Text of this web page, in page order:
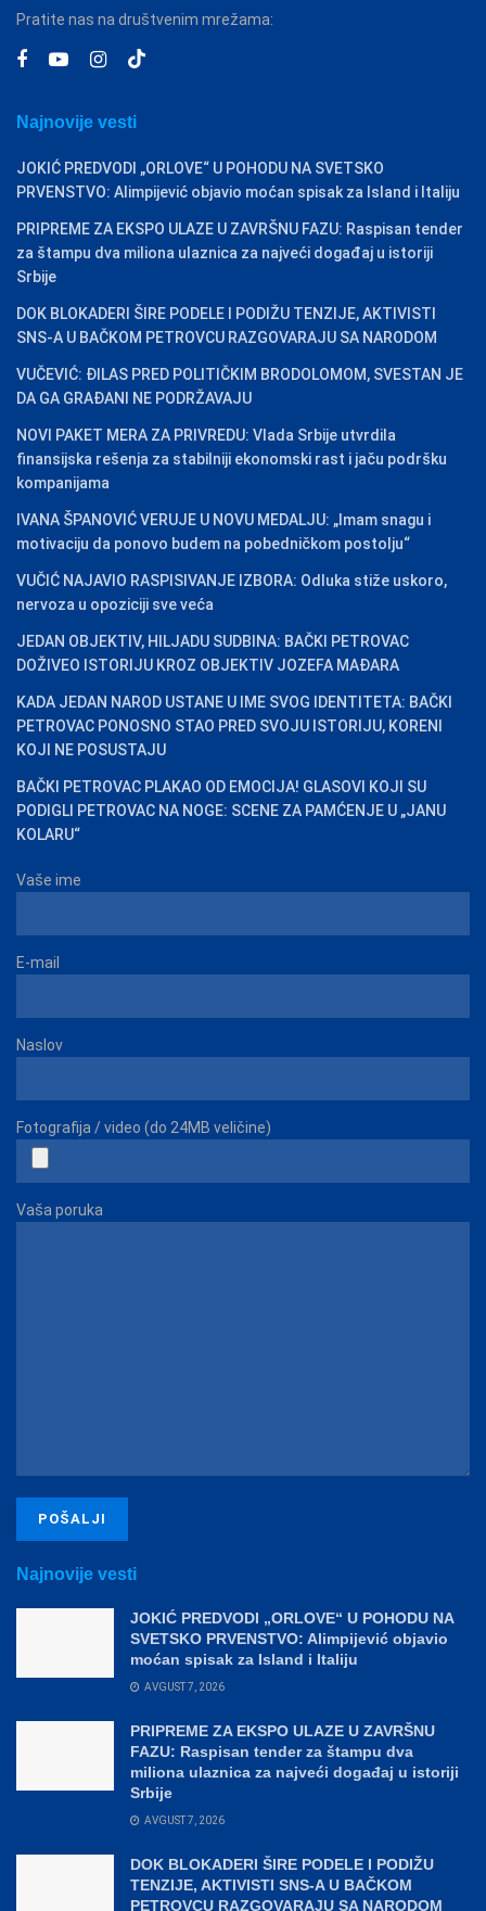
Pratite nas na društvenim mrežama:
Najnovije vesti
JOKIĆ PREDVODI „ORLOVE“ U POHODU NA SVETSKO
PRVENSTVO: Alimpijević objavio moćan spisak za Island i Italiju
PRIPREME ZA EKSPO ULAZE U ZAVRŠNU FAZU: Raspisan tender
za štampu dva miliona ulaznica za najveći događaj u istoriji
Srbije
DOK BLOKADERI ŠIRE PODELE I PODIŽU TENZIJE, AKTIVISTI
SNS-A U BAČKOM PETROVCU RAZGOVARAJU SA NARODOM
VUČEVIĆ: ĐILAS PRED POLITIČKIM BRODOLOMOM, SVESTAN JE
DA GA GRAĐANI NE PODRŽAVAJU
NOVI PAKET MERA ZA PRIVREDU: Vlada Srbije utvrdila
finansijska rešenja za stabilniji ekonomski rast i jaču podršku
kompanijama
IVANA ŠPANOVIĆ VERUJE U NOVU MEDALJU: „Imam snagu i
motivaciju da ponovo budem na pobedničkom postolju“
VUČIĆ NAJAVIO RASPISIVANJE IZBORA: Odluka stiže uskoro,
nervoza u opoziciji sve veća
JEDAN OBJEKTIV, HILJADU SUDBINA: BAČKI PETROVAC
DOŽIVEO ISTORIJU KROZ OBJEKTIV JOZEFA MAĐARA
KADA JEDAN NAROD USTANE U IME SVOG IDENTITETA: BAČKI
PETROVAC PONOSNO STAO PRED SVOJU ISTORIJU, KORENI
KOJI NE POSUSTAJU
BAČKI PETROVAC PLAKAO OD EMOCIJA! GLASOVI KOJI SU
PODIGLI PETROVAC NA NOGE: SCENE ZA PAMĆENJE U „JANU
KOLARU“
Vaše ime
E-mail
Naslov
Fotografija / video (do 24MB veličine)
Vaša poruka
Najnovije vesti
JOKIĆ PREDVODI „ORLOVE“ U POHODU NA
SVETSKO PRVENSTVO: Alimpijević objavio
moćan spisak za Island i Italiju
AVGUST 7, 2026
PRIPREME ZA EKSPO ULAZE U ZAVRŠNU
FAZU: Raspisan tender za štampu dva
miliona ulaznica za najveći događaj u istoriji
Srbije
AVGUST 7, 2026
DOK BLOKADERI ŠIRE PODELE I PODIŽU
TENZIJE, AKTIVISTI SNS-A U BAČKOM
PETROVCU RAZGOVARAJU SA NARODOM